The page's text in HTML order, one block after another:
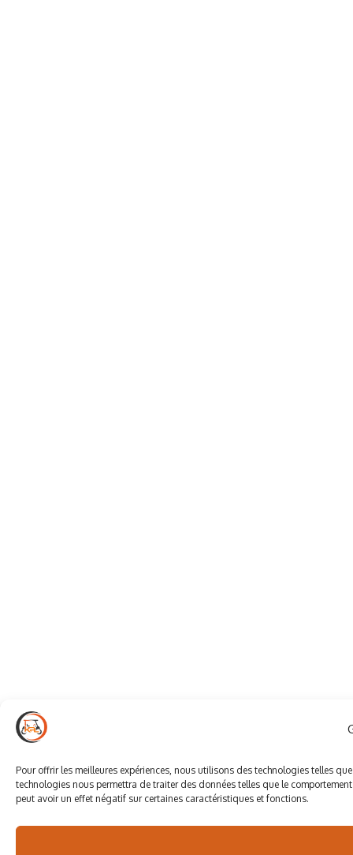
Pour offrir les meilleures expériences, nous utilisons des technologies telles
technologies nous permettra de traiter des données telles que le
peut avoir un effet négatif sur certaines caractéristiques et fonctions.